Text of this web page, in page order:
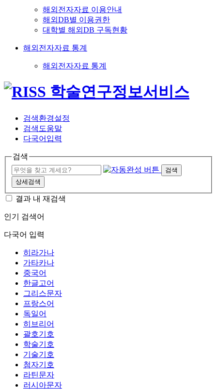
해외전자자료 이용안내
해외DB별 이용권한
대학별 해외DB 구독현황
해외전자자료 통계
해외전자자료 통계
검색환경설정
검색도움말
다국어입력
검색
검색
상세검색
결과 내 재검색
인기 검색어
다국어 입력
히라가나
가타카나
중국어
한글고어
그리스문자
프랑스어
독일어
히브리어
괄호기호
학술기호
기술기호
첨자기호
라틴문자
러시아문자